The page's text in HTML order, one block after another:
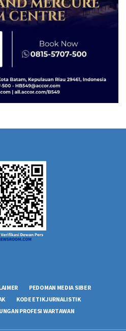
PEDOMAN MEDIA SIBER
KODE ETIK JURNALISTIK
PROFESI WARTAWAN